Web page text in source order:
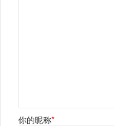
你的昵称*